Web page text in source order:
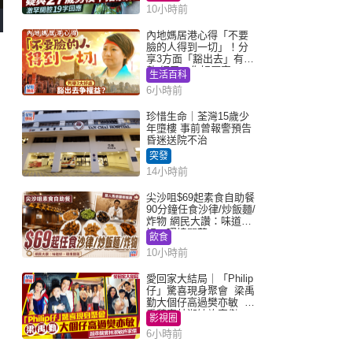
10小時前
內地媽居港心得「不要
臉的人得到一切」！分
享3方面「豁出去」有著
數 網民：你好厲害
生活百科
6小時前
珍惜生命｜荃灣15歲少
年墮樓 事前曾報警預告
昏迷送院不治
突發
14小時前
尖沙咀$69起素食自助餐
90分鐘任食沙律/炒飯麵/
炸物 網民大讚：味道
好，環境闊落
飲食
10小時前
愛回家大結局｜「Philip
仔」驚喜現身聚會 梁禹
勤大個仔高過樊亦敏 超
乖黐實林淑敏許家傑
影視圈
6小時前